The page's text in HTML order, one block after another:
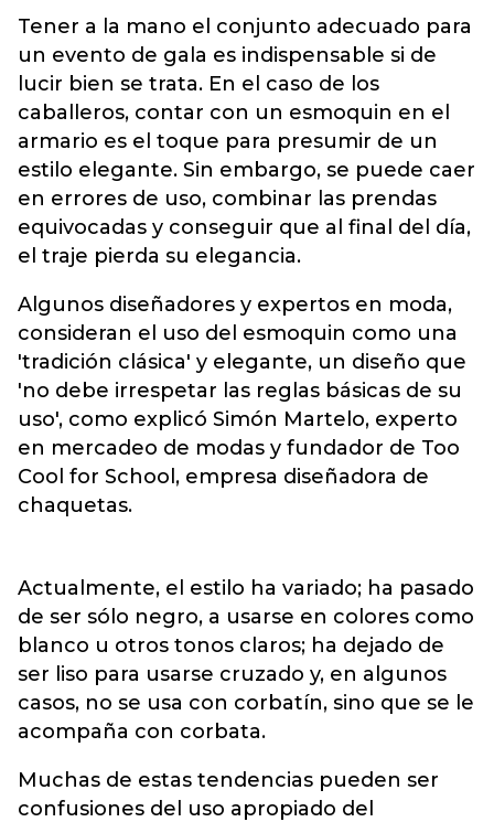
Tener a la mano el conjunto adecuado para
un evento de gala es indispensable si de
lucir bien se trata. En el caso de los
caballeros, contar con un esmoquin en el
armario es el toque para presumir de un
estilo elegante. Sin embargo, se puede caer
en errores de uso, combinar las prendas
equivocadas y conseguir que al final del día,
el traje pierda su elegancia.
Algunos diseñadores y expertos en moda,
consideran el uso del esmoquin como una
'tradición clásica' y elegante, un diseño que
'no debe irrespetar las reglas básicas de su
uso', como explicó Simón Martelo, experto
en mercadeo de modas y fundador de Too
Cool for School, empresa diseñadora de
chaquetas.
Actualmente, el estilo ha variado; ha pasado
de ser sólo negro, a usarse en colores como
blanco u otros tonos claros; ha dejado de
ser liso para usarse cruzado y, en algunos
casos, no se usa con corbatín, sino que se le
acompaña con corbata.
Muchas de estas tendencias pueden ser
confusiones del uso apropiado del